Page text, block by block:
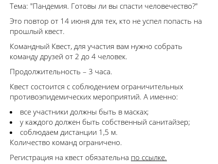
Тема: "Пандемия. Готовы ли вы спасти человечество?"
Это повтор от 14 июня для тех, кто не успел попасть на
прошлый квест.
Командный Квест, для участия вам нужно собрать
команду друзей от 2 до 4 человек.
Продолжительность – 3 часа.
Квест состоится с соблюдением ограничительных
противоэпидемических мероприятий. А именно:
все участники должны быть в масках;
у каждого должен быть собственный санитайзер;
соблюдаем дистанции 1,5 м.
Количество команд ограничено.
Регистрация на квест обязательна по ссылке.